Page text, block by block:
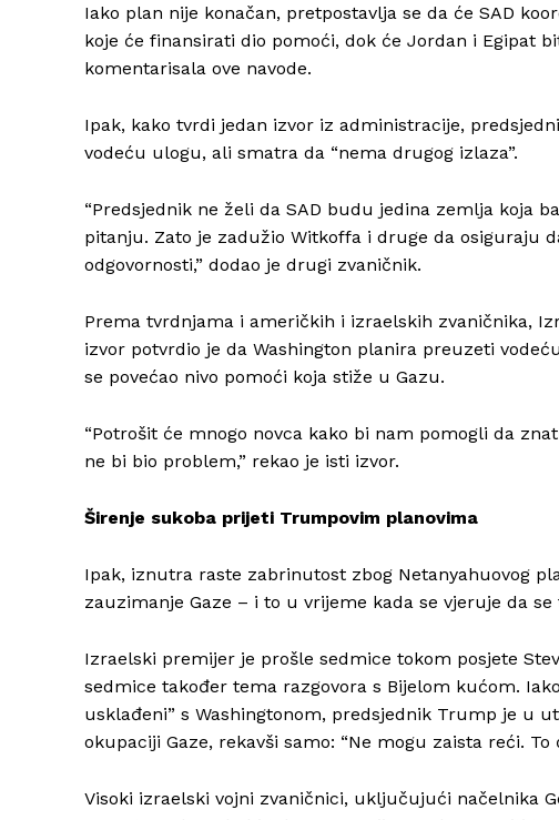
Iako plan nije konačan, pretpostavlja se da će SAD
koje će finansirati dio pomoći, dok će Jordan i Egipat
komentarisala ove navode.
Ipak, kako tvrdi jedan izvor iz administracije,
vodeću ulogu, ali smatra da “nema drugog izlaza”.
“Predsjednik ne želi da SAD budu jedina zemlja koja
pitanju. Zato je zadužio Witkoffa i druge da osiguraju
odgovornosti,” dodao je drugi zvaničnik.
Prema tvrdnjama i američkih i izraelskih zvaničnika,
izvor potvrdio je da Washington planira preuzeti
se povećao nivo pomoći koja stiže u Gazu.
“Potrošit će mnogo novca kako bi nam pomogli da
ne bi bio problem,” rekao je isti izvor.
Širenje sukoba prijeti Trumpovim planovima
Ipak, iznutra raste zabrinutost zbog Netanyahuovog
zauzimanje Gaze – i to u vrijeme kada se vjeruje da
Izraelski premijer je prošle sedmice tokom posjete
sedmice također tema razgovora s Bijelom kućom.
usklađeni” s Washingtonom, predsjednik Trump je u
okupaciji Gaze, rekavši samo: “Ne mogu zaista reći.
Visoki izraelski vojni zvaničnici, uključujući načelnika